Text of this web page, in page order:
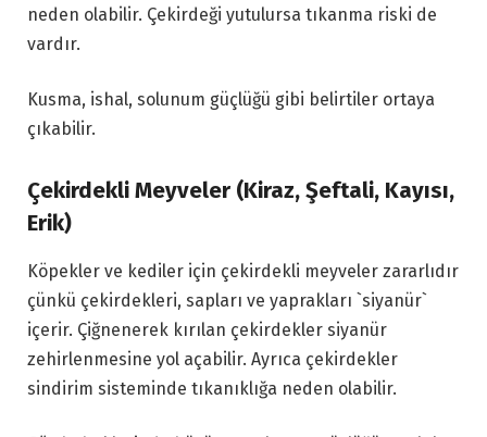
neden olabilir. Çekirdeği yutulursa tıkanma riski de
vardır.
Kusma, ishal, solunum güçlüğü gibi belirtiler ortaya
çıkabilir.
Çekirdekli Meyveler (Kiraz, Şeftali, Kayısı,
Erik)
Köpekler ve kediler için çekirdekli meyveler zararlıdır
çünkü çekirdekleri, sapları ve yaprakları `siyanür`
içerir. Çiğnenerek kırılan çekirdekler siyanür
zehirlenmesine yol açabilir. Ayrıca çekirdekler
sindirim sisteminde tıkanıklığa neden olabilir.